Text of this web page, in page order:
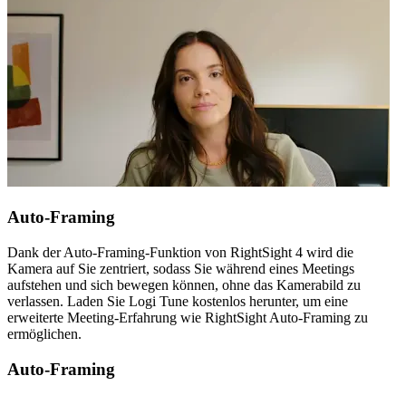
Auto-Framing
Dank der Auto-Framing-Funktion von RightSight 4 wird die
Kamera auf Sie zentriert, sodass Sie während eines Meetings
aufstehen und sich bewegen können, ohne das Kamerabild zu
verlassen. Laden Sie Logi Tune kostenlos herunter, um eine
erweiterte Meeting-Erfahrung wie RightSight Auto-Framing zu
ermöglichen.
Auto-Framing